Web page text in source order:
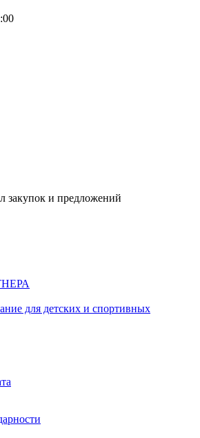
закупок и предложений